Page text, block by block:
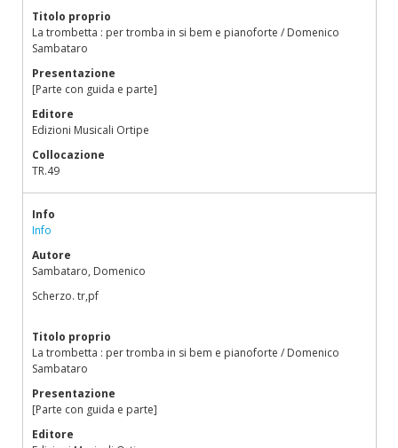
Titolo proprio
La trombetta : per tromba in si bem e pianoforte / Domenico
Sambataro
Presentazione
[Parte con guida e parte]
Editore
Edizioni Musicali Ortipe
Collocazione
TR.49
Info
Info
Autore
Sambataro, Domenico
Scherzo. tr,pf
Titolo proprio
La trombetta : per tromba in si bem e pianoforte / Domenico
Sambataro
Presentazione
[Parte con guida e parte]
Editore